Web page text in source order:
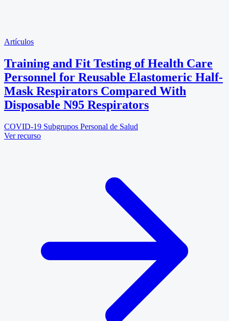
Artículos
Training and Fit Testing of Health Care
Personnel for Reusable Elastomeric Half-
Mask Respirators Compared With
Disposable N95 Respirators
COVID-19 Subgrupos Personal de Salud
Ver recurso